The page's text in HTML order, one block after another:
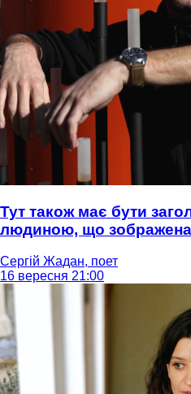
Тут також має бути
людиною, що
Сергій Жадан, поет
16 вересня 21:00